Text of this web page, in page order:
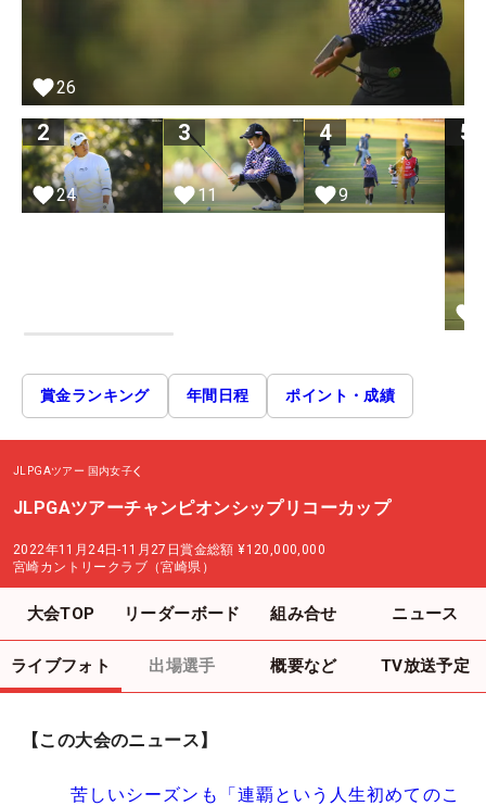
26
2
24
3
11
4
9
5
賞金ランキング 年間日程 ポイント・成績
JLPGAツアー 国内女子
JLPGAツアーチャンピオンシップリコーカップ
2022年11月24日-11月27日賞金総額 ¥120,000,000
宮崎カントリークラブ（宮崎県）
大会TOP リーダーボード 組み合せ ニュース
ライブフォト 出場選手 概要など TV放送予定
【この大会のニュース】
苦しいシーズンも「連覇という人生初めてのこ